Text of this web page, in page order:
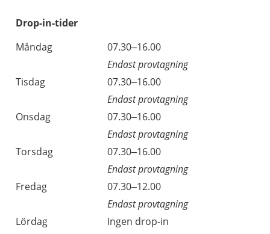
Drop-in-tider
Måndag
07.30–16.00
Endast provtagning
Tisdag
07.30–16.00
Endast provtagning
Onsdag
07.30–16.00
Endast provtagning
Torsdag
07.30–16.00
Endast provtagning
Fredag
07.30–12.00
Endast provtagning
Lördag
Ingen drop-in